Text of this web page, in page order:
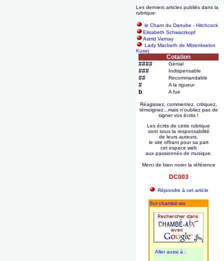
Les derniers articles publiés dans la
rubrique:
le Chant du Danube - Hitchcock
Elisabeth Schwarzkopf
Astrid Varnay
Lady Macbeth de Mtsenkselon
Kusej
Cotation
####
Génial
### Indispensable
## Recommandable
# A la rigueur
b A fuir
Réagissez, commentez, critiquez,
témoignez...mais n'oubliez pas de
signer vos écrits !
Les écrits de cette rubrique
sont sous la responsabilité
de leurs auteurs,
le site offrant pour sa part
cet espace web
aux passionnés de musique.
Merci de bien noter la référence
DC003
Répondre à cet article
Sur chambé-aix
Aller aussi à :